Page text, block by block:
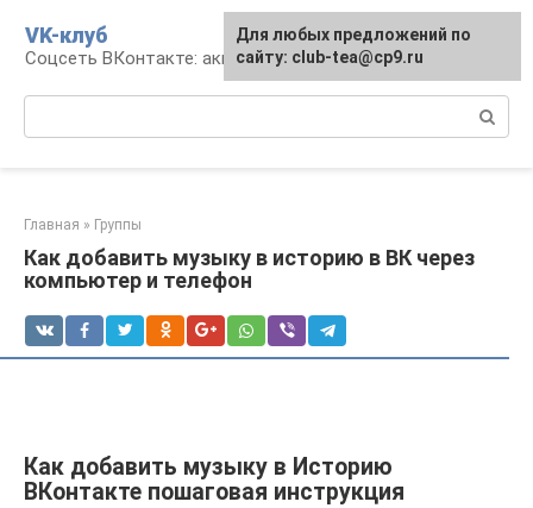
контенту
VK-клуб
Соцсеть ВКонтакте: аккаунт, общение, досуг
Главная » Группы
Как добавить музыку в историю в ВК через
компьютер и телефон
Как добавить музыку в Историю
ВКонтакте пошаговая инструкция
Для любых предложений по
сайту: club-tea@cp9.ru